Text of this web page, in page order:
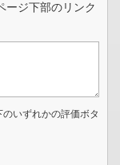
ージ下部のリンク
いずれかの評価ボタ